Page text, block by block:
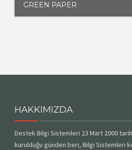
GREEN PAPER
HAKKIMIZDA
Destek Bilgi Sistemleri 23 Mart 2000
kurulduğu günden beri, Bilgi Sistemleri